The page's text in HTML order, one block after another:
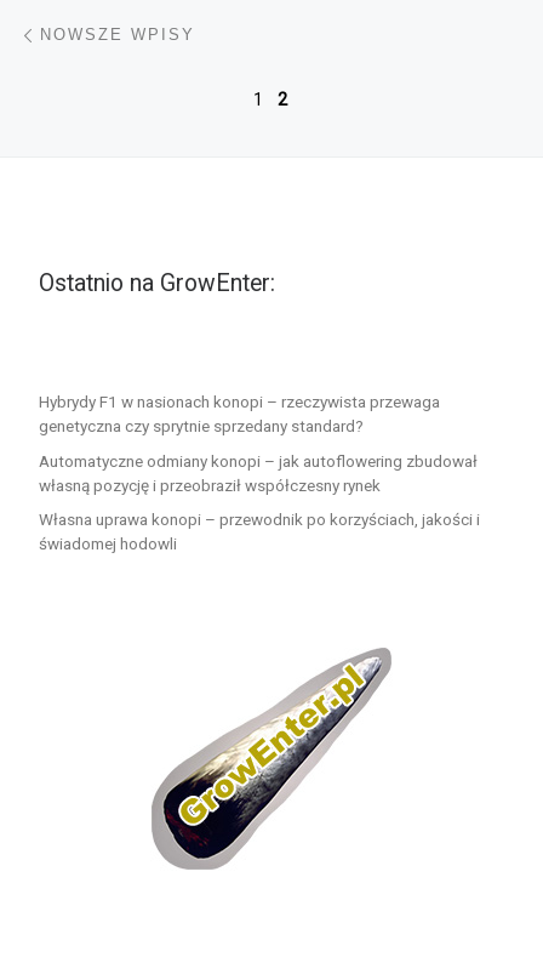
Nawigacja po wpisach
NOWSZE WPISY
1 2
Ostatnio na GrowEnter:
Hybrydy F1 w nasionach konopi – rzeczywista przewaga
genetyczna czy sprytnie sprzedany standard?
Automatyczne odmiany konopi – jak autoflowering zbudował
własną pozycję i przeobraził współczesny rynek
Własna uprawa konopi – przewodnik po korzyściach, jakości i
świadomej hodowli